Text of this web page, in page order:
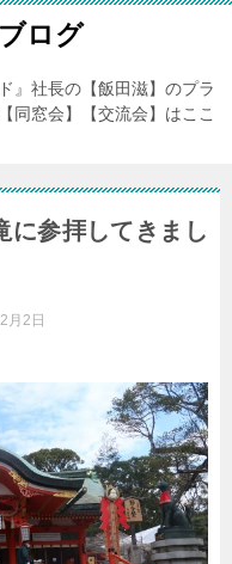
ログ
』社長の【飯田滋】のプラ
同窓会】【交流会】はここ
に参拝してきまし
月2日